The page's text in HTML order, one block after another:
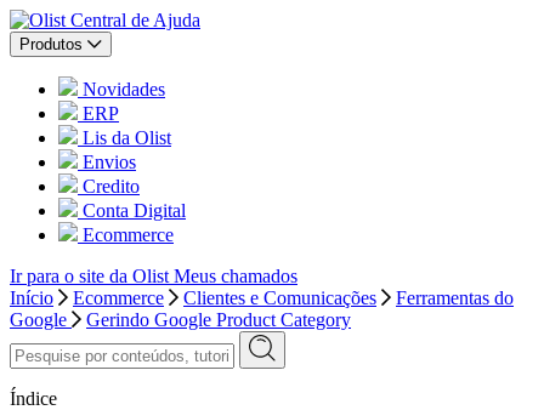
Central de Ajuda
Produtos
Novidades
ERP
Lis da Olist
Envios
Credito
Conta Digital
Ecommerce
Ir para o site da Olist Meus chamados
Início
Ecommerce Clientes e Comunicações
Ferramentas do
Google
Gerindo Google Product Category
Índice